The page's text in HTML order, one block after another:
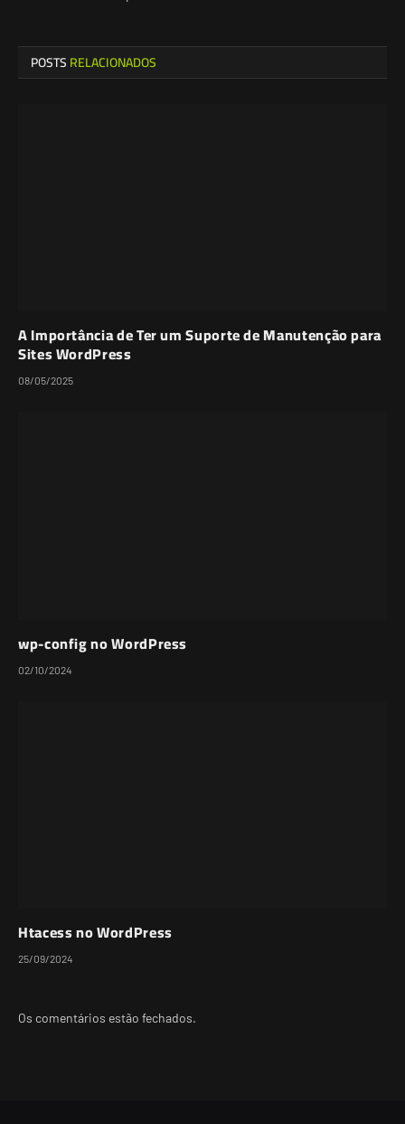
POSTSRELACIONADOS
A Importância de Ter um Suporte de Manutenção para
Sites WordPress
08/05/2025
wp-config no WordPress
02/10/2024
Htacess no WordPress
25/09/2024
Os comentários estão fechados.